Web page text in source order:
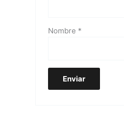
Nombre *